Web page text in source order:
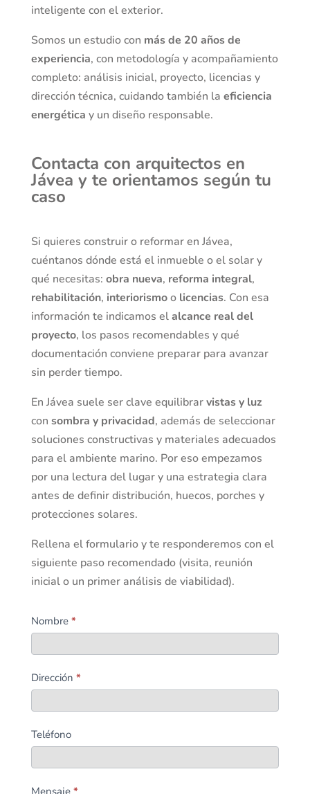
inteligente con el exterior.
Somos un estudio con más de 20 años de
experiencia, con metodología y acompañamiento
completo: análisis inicial, proyecto, licencias y
dirección técnica, cuidando también la eficiencia
energética y un diseño responsable.
Contacta con arquitectos en
Jávea y te orientamos según tu
caso
Si quieres construir o reformar en Jávea,
cuéntanos dónde está el inmueble o el solar y
qué necesitas: obra nueva, reforma integral,
rehabilitación, interiorismoo licencias. Con esa
información te indicamos elalcance real del
proyecto, los pasos recomendables y qué
documentación conviene preparar para avanzar
sin perder tiempo.
En Jávea suele ser clave equilibrarvistas y luz
con sombra y privacidad, además de seleccionar
soluciones constructivas y materiales adecuados
para el ambiente marino. Por eso empezamos
por una lectura del lugar y una estrategia clara
antes de definir distribución, huecos, porches y
protecciones solares.
Rellena el formulario y te responderemos con el
siguiente paso recomendado (visita, reunión
inicial o un primer análisis de viabilidad).
Contacto
Nombre *
Dirección *
Teléfono
Mensaje *